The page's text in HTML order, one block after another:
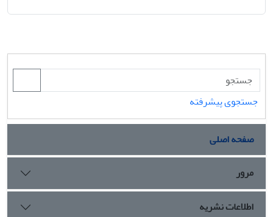
جستجوی پیشرفته
صفحه اصلی
مرور
اطلاعات نشریه